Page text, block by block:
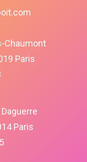
Chaumont
Paris
Paris